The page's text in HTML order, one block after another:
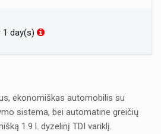
day(s)
ekonomiškas automobilis su
sistema, bei automatine greičių
1.9 l. dyzelinį TDI variklį.